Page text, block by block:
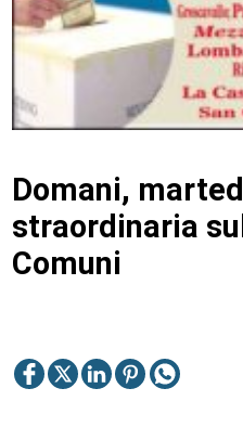
Domani,
straordinaria
Comuni